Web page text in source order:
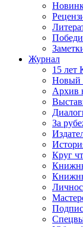
Журнал
15 лет
Новый
Архив
За
Круг